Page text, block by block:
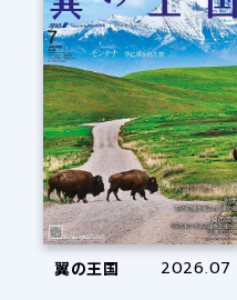
翼の王国 2026.07